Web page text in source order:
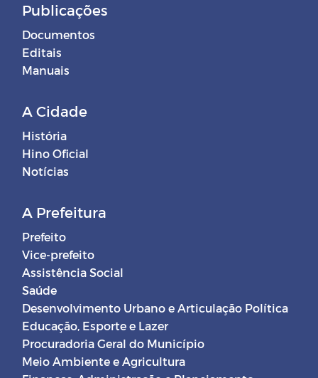
Publicações
Documentos
Editais
Manuais
A Cidade
História
Hino Oficial
Notícias
A Prefeitura
Prefeito
Vice-prefeito
Assistência Social
Saúde
Desenvolvimento Urbano e Articulação Política
Educação, Esporte e Lazer
Procuradoria Geral do Município
Meio Ambiente e Agricultura